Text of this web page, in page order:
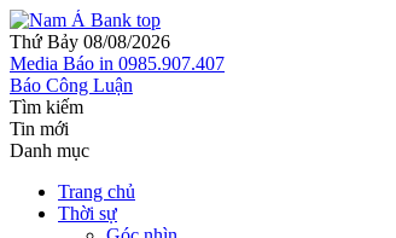
Thứ Bảy 08/08/2026
Media Báo in 0985.907.407
Báo Công Luận
Tìm kiếm
Tin mới
Danh mục
Trang chủ
Thời sự